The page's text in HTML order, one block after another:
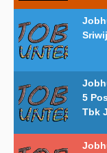
5
Tbk